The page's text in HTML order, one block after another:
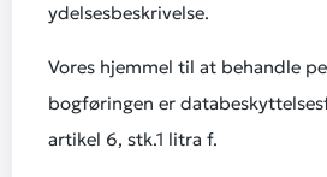
ydelsesbeskrivelse.
Vores hjemmel til at behandle
bogføringen er
artikel 6, stk.1 litra f.